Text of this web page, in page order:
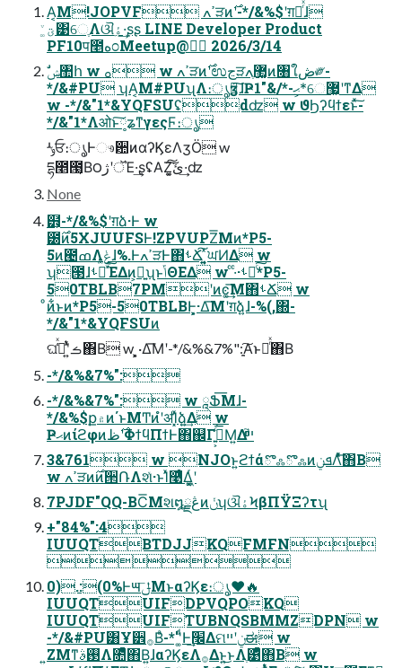
Α͏͔Μ!JOPVF ߴߍੜͷ࣌ʹ-*/&%$ʹग़ձͬͯɺ
ؾ͚ͮ͹େֶΛଔۀ͠·͢ʂʂ LINE Developer Product
PF10प೥ه೦Meetup@৽॓ 2026/3/14
*/&#PU ʮΑ͏͔Μ#PUʯΛ։ൃӡ༻͠ɺҎޙ-*/&"1*͕େ޷͖ʹͳΔ
w -*/&"1*&YQFSUʢdʣ w ϑϦʔϥϯεͱͯ͠-
*/&"1*Λओͱ༷͠ʑͳγεςϜ։ൃ
ʴݸਓ։ൃͰෳ਺ͷαʔϏεΛӡӦ w
དྷ೥౓͔Β౦ژʹॅΈ·͢ʂʢΑΖ͓͘͠ئ͍͠·͢ʣ
None
๻͕-*/&%$ʹग़ձ͏·Ͱ w
౰࣌ͷ5XJUUFSͰ!ZPVUPZ͞Μͷ*P5-
5ͷ౤ߘΛݟ͔͚ɺ%.ͰߴߍੜͰ΋ࢀՃ͠ ͍͍͔ͯਘͶΔ w
ʮ౓ɺࢀՃͯ͠ΈΔͷ͕ྑ͍ʯͱݴΘΕΔ w ͨ·ͨ·ࢀՃͨ͠*P5-
50TBLB7PMʹͷͼ͚͢͞Μ΋ࢀՃ w
ͦͷ͋ͱͷ*P5-50TBLBͰ͕͓·Δ͞Μʹग़ձ͍ɺ-%(,΍-
*/&"1*&YQFSUͷ
ଘࡏʹ͍ͭͯڭ͑ͯ΋Β͏ w ͕͓·Δ͞Μʹ-*/&%&7%":ָ͍͠Αͱ༠ͬͯ΋Β͏
-*/&%&7%":
-*/&%&7%": w ཱՖ͞Μɺ-
*/&%$ք۾ͷ΄ͱΜͲͷํʹॳΊ͓ͯձ͍͢Δ w
Ҏޙͷίϩφͷ࣌ظʹΦϯϥΠϯͰ΋஌Γ߹͍͕ͨ͘͞Μ͍Δײ֮ͩͬͨ
3&761 w NJOͱ͍͏ϩϯάొஃొஃͷܦݧΛͤͯ͞΋Β͏
w ߴߍੜͷ࣌ͷ੒ՌΛશͯ·ͱΊͯ࿩ͤΔ͖͔͚ͬʹ
7PJDF"QQ-BC͞Μશ໘ڠྗͷݩʮଔۀϞβΠΫΞʔτʯ
+"84%":4
IUUQTBTDJJKQFMFN

0).:(0%Ͱ౻ݪ͞ΜͱαʔϏε։ൃ❤🔥
IUUQTUIFDPVQPOKQ
IUUQTUIFTUBNQSBMMZDPN w
-*/&#PU͸Ұ੾࡞Βͣ-*''͚ͩͰ׬݁͢Δମݧʹײಈ w
͍ΖΜͳ࢓ࣄΛ೚ͤͯ΋Β͍ɺαʔϏεΛ࡞Δͱ͍͏͜ͱΛֶ͹ͤͯ΋Β͏ w